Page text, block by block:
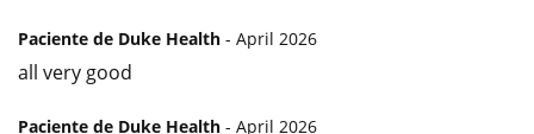
Paciente de Duke Health - April 2026
all very good
Paciente de Duke Health - April 2026